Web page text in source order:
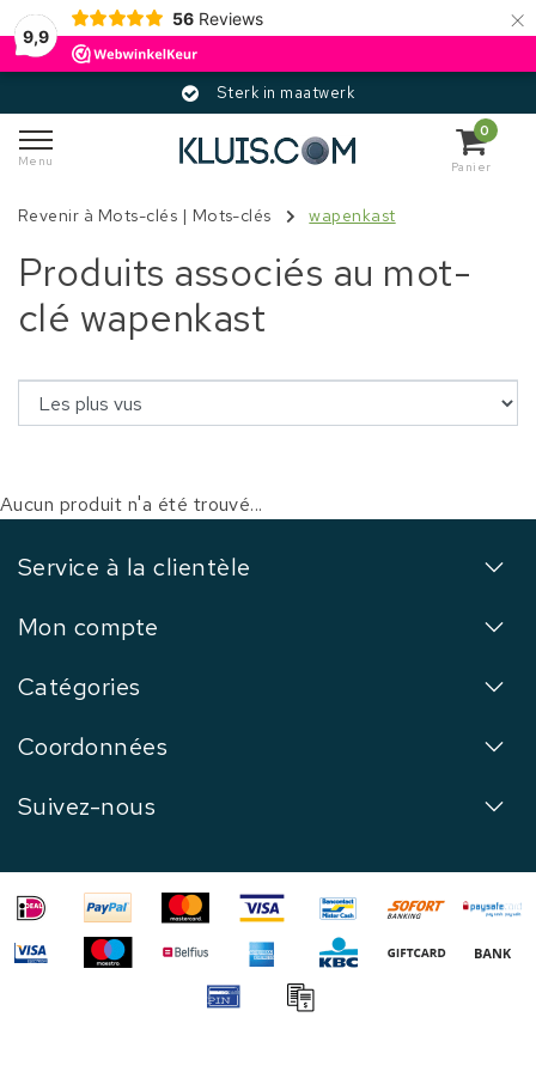
9,9
56 Reviews ×
Sterk in maatwerk
Menu
0
Panier
Revenir à Mots-clés | Mots-clés wapenkast
Produits associés au mot-
clé wapenkast
Aucun produit n'a été trouvé...
Service à la clientèle
Mon compte
Catégories
Coordonnées
Suivez-nous